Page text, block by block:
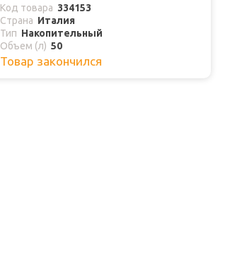
Код товара 334153
Страна Италия
Тип Накопительный
Объем (л) 50
Товар закончился